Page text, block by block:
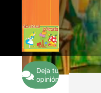
Deja tu
opinión